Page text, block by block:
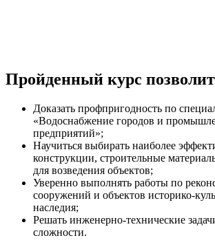
Пройденный курс
Доказать профпригодность по
«Водоснабжение городов и
предприятий»;
Научиться выбирать наиболее
конструкции, строительные
для возведения объектов;
Уверенно выполнять работы по
сооружений и объектов историко-
наследия;
Решать инженерно-технические
сложности.